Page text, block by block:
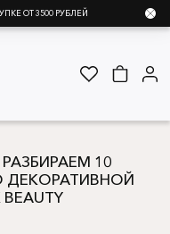
ОТ 3500 РУБЛЕЙ
10
ДЕКОРАТИВНОЙ